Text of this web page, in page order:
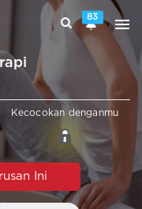
83
Kecocokan denganmu
Ini